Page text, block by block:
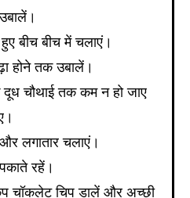
बीच बीच में चलाएं।
होने तक उबालें।
चौथाई तक कम न हो जाए
लगातार चलाएं।
रहें।
चिप डालें और अच्छी